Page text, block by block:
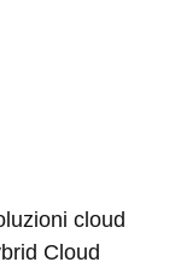
cloud
Cloud